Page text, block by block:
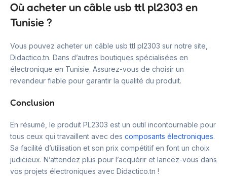
Où acheter un câble usb ttl pl2303 en
Tunisie ?
Vous pouvez acheter un câble usb ttl pl2303 sur notre site,
Didactico.tn. Dans d’autres boutiques spécialisées en
électronique en Tunisie. Assurez-vous de choisir un
revendeur fiable pour garantir la qualité du produit.
Conclusion
En résumé, le produit PL2303 est un outil incontournable pour
tous ceux qui travaillent avec des composants électroniques.
Sa facilité d’utilisation et son prix compétitif en font un choix
judicieux. N’attendez plus pour l’acquérir et lancez-vous dans
vos projets électroniques avec Didactico.tn !